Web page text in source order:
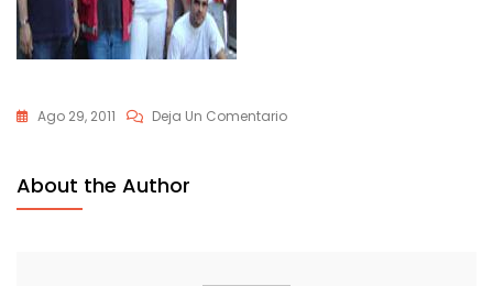
Ago 29, 2011 Deja Un ComentarioEn
About the Author